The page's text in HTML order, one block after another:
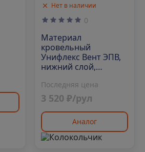
Нет в наличии
0
Материал
кровельный
Унифлекс Вент ЭПВ,
нижний слой,
Последняя цена
3 520 ₽/рул
Аналог